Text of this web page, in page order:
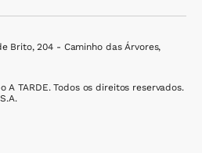
Brito, 204 - Caminho das Árvores,
A TARDE. Todos os direitos reservados.